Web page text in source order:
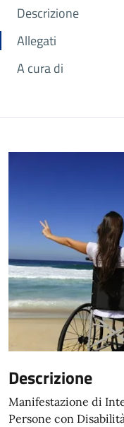
Descrizione
Allegati
A cura di
Descrizione
Manifestazione di
Persone con